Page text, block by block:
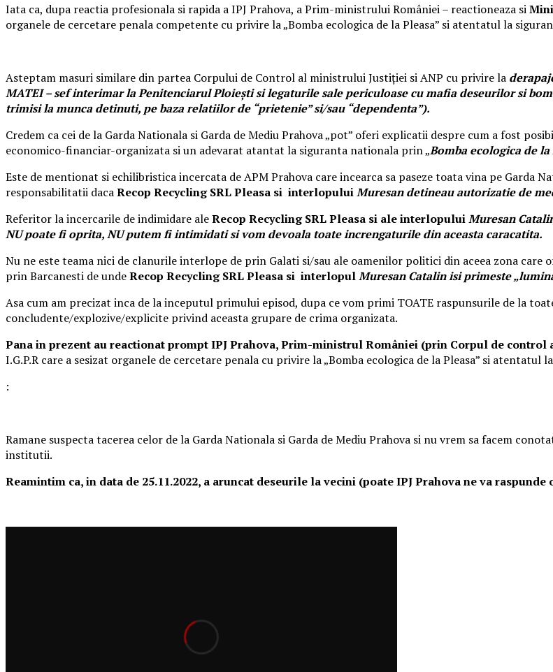
Iata ca, dupa reactia profesionala si rapida a IPJ Prahova, aPrim-ministrului României – reactioneaza si
organele de cercetare penala competente cu privire la „Bomba ecologica de la Pleasa” si atentatul la
Asteptam masuri similare din partea Corpului de Control al ministrului Justiției si ANP cu privire la
MATEI – sef interimar la Penitenciarul Ploieşti si legaturile sale periculoase cu mafia deseurilor si
trimisi la munca detinuti, pe baza relatiilor de “prietenie” si/sau “dependenta”).
Credem ca cei de la Garda Nationala si Garda de Mediu Prahova „pot” oferi explicatii despre cum a fost
economico-financiar-organizata si un adevarat atantat la siguranta nationala prin „Bomba ecologica de la
Este de mentionat si echilibristica incercata de APM Prahova care incearca sa paseze toata vina pe Garda
responsabilitatii dacaRecop Recycling SRL Pleasa si interlopuluiMuresan detineau autorizatie de
Referitor la incercarile de indimidare aleRecop Recycling SRL Pleasa si ale interlopuluiMuresan
NU poate fi oprita, NU putem fi intimidati si vom devoala toate increngaturile din aceasta caracatita.
Nu ne este teama nici de clanurile interlope de prin Galati si/sau ale oamenilor politici din aceea zona
prin Barcanesti de undeRecop Recycling SRL Pleasa si interlopulMuresan Catalin isi primeste
Asa cum am precizat inca de la inceputul primului episod, dupa ce vom primi TOATE raspunsurile de la
concludente/explozive/explicite privind aceasta grupare de crima organizata.
Pana in prezent au reactionat prompt IPJ Prahova,Prim-ministrul României (prin Corpul de
I.G.P.R care a sesizat organele de cercetare penala cu privire la „Bomba ecologica de la Pleasa” si atentatul
:
Ramane suspecta tacerea celor de la Garda Nationala si Garda de Mediu Prahova si nu vrem sa facem
institutii.
Reamintim ca, in data de 25.11.2022, a aruncat deseurile la vecini (poate IPJ Prahova ne va